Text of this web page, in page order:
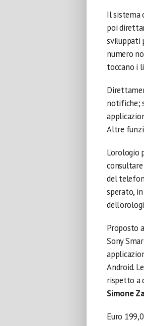
Il sistema
poi
sviluppati
numero
toccano i
notifiche;
Altre
del
sperato,
Proposto
Sony
Android.
rispetto a
Simone
Euro